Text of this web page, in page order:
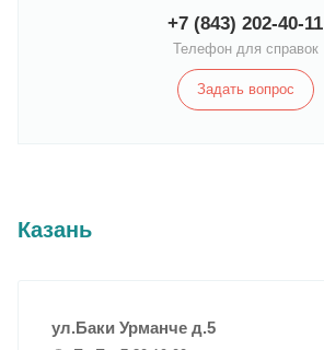
+7 (843) 202-40-11
Телефон для справок
Задать вопрос
Казань
ул.Баки Урманче д.5